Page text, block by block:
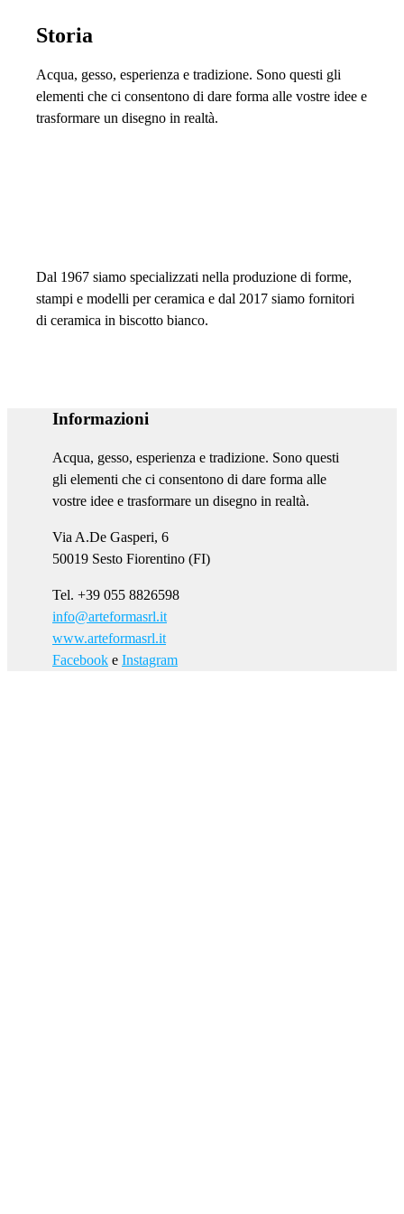
Storia
Acqua, gesso, esperienza e tradizione. Sono questi gli
elementi che ci consentono di dare forma alle vostre idee e
trasformare un disegno in realtà.
Dal 1967 siamo specializzati nella produzione di forme,
stampi e modelli per ceramica e dal 2017 siamo fornitori
di ceramica in biscotto bianco.
Informazioni
Acqua, gesso, esperienza e tradizione. Sono questi
gli elementi che ci consentono di dare forma alle
vostre idee e trasformare un disegno in realtà.
Via A.De Gasperi, 6
50019 Sesto Fiorentino (FI)
Tel. +39 055 8826598
info@arteformasrl.it
www.arteformasrl.it
Facebook e Instagram